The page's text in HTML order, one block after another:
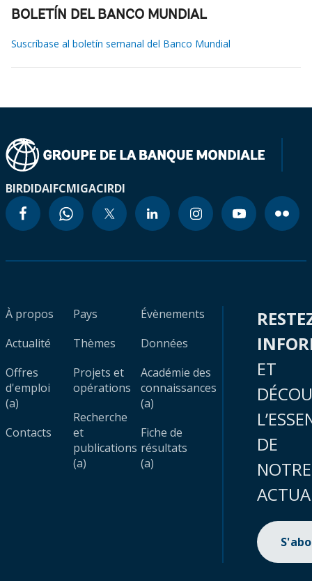
BOLETÍN DEL BANCO MUNDIAL
Suscríbase al boletín semanal del Banco Mundial
BIRDIDAIFCMIGACIRDI
À propos
Actualité
Offres
d'emploi
(a)
Contacts
Pays
Thèmes
Projets et
opérations
Recherche
et
publications
(a)
Évènements
Données
Académie des
connaissances
(a)
Fiche de
résultats
(a)
ET
DE
NOTRE